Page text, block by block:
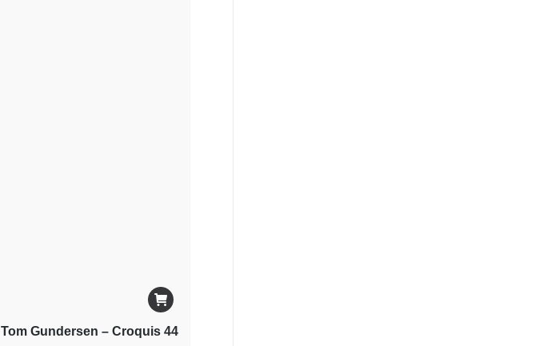
Tom Gundersen – Croquis 44